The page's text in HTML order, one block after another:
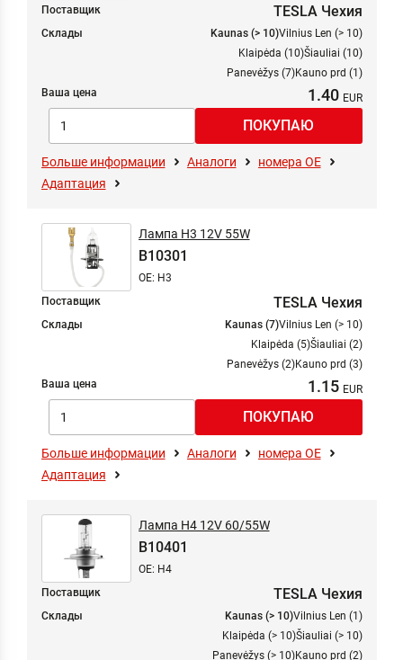
Поставщик
TESLA Чехия
Склады Kaunas (> 10)Vilnius Len (> 10)
Klaipėda (10)Šiauliai (10)
Panevėžys (7)Kauno prd (1)
Ваша цена
1.40
Больше информации Аналоги
номера ОЕ
Адаптация
Лампа H3 12V 55W
B10301
OE: H3
Поставщик
TESLA Чехия
Склады Kaunas (7)Vilnius Len (> 10)
Klaipėda (5)Šiauliai (2)
Panevėžys (2)Kauno prd (3)
Ваша цена
1.15
Больше информации Аналоги
номера ОЕ
Адаптация
Лампа H4 12V 60/55W
B10401
OE: H4
Поставщик
TESLA Чехия
Склады Kaunas (> 10)Vilnius Len (1)
Klaipėda (> 10)Šiauliai (> 10)
Panevėžys (> 10)Kauno prd (2)